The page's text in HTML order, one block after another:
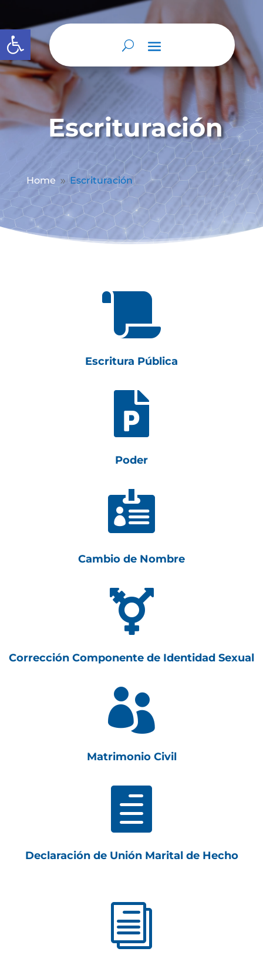
Abrir barra de herramientas
Escrituración
Home 9 Escrituración

Escritura Pública

Poder

Cambio de Nombre

Corrección Componente de Identidad Sexual

Matrimonio Civil

Declaración de Unión Marital de Hecho
i